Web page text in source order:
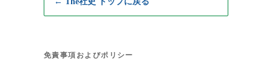
免責事項およびポリシー